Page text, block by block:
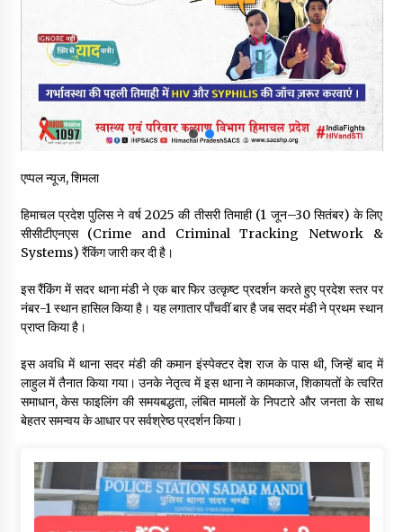
नितिन गडकरी से मिले विक्रमादित्य सिंह, हिमाचल की सड़क परियोजनाओं को
आपदा के दौरान मीडिया संचार एवं सूचना प्रबंधन पर शिमला में एक दिवसीय
06/08/2026
06/08/2026
05/08/2026
आभूषण बरामद, 7 आरोपी गिरफ्तार
05/08/2026
एप्पल न्यूज, शिमला
हिमाचल प्रदेश पुलिस ने वर्ष 2025 की तीसरी तिमाही (1 जून–30 सितंबर) के लिए
सीसीटीएनएस (Crime and Criminal Tracking Network &
Systems) रैंकिंग जारी कर दी है।
इस रैंकिंग में सदर थाना मंडी ने एक बार फिर उत्कृष्ट प्रदर्शन करते हुए प्रदेश स्तर पर
नंबर-1 स्थान हासिल किया है। यह लगातार पाँचवीं बार है जब सदर मंडी ने प्रथम स्थान
प्राप्त किया है।
इस अवधि में थाना सदर मंडी की कमान इंस्पेक्टर देश राज के पास थी, जिन्हें बाद में
लाहुल में तैनात किया गया। उनके नेतृत्व में इस थाना ने कामकाज, शिकायतों के त्वरित
समाधान, केस फाइलिंग की समयबद्धता, लंबित मामलों के निपटारे और जनता के साथ
बेहतर समन्वय के आधार पर सर्वश्रेष्ठ प्रदर्शन किया।